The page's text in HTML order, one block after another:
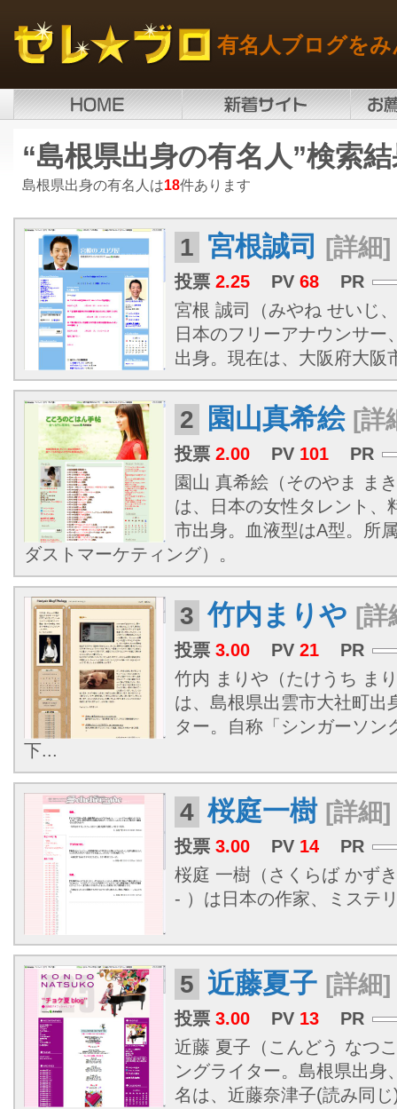
有名人ブログを
“島根県出身の有名人”検索
島根県出身の有名人は18件あります
1 宮根誠司 [詳細]
投票 2.25 PV 68
PR
宮根 誠司（みやね せいじ
日本のフリーアナウンサー
出身。現在は、大阪府大阪
2 園山真希絵 [詳
投票 2.00 PV 101
PR
園山 真希絵（そのやま ま
は、日本の女性タレント、
市出身。血液型はA型。所
ダストマーケティング）。
3 竹内まりや [詳
投票 3.00 PV 21
PR
竹内 まりや（たけうち ま
は、 島根県出雲市大社町出
ター。自称「シンガーソン
下...
4 桜庭一樹 [詳細]
投票 3.00 PV 14
PR
桜庭 一樹（さくらば かず
- ）は日本の作家、ミステ
5 近藤夏子 [詳細]
投票 3.00 PV 13
PR
近藤 夏子（こんどう なつ
ングライター。 島根県出身
名は、近藤奈津子(読み同